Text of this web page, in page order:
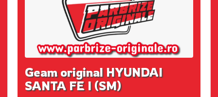
Geam original HYUNDAI
SANTA FE I (SM)